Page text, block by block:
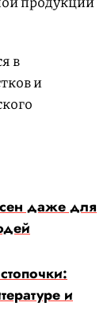
в
и
даже для
и